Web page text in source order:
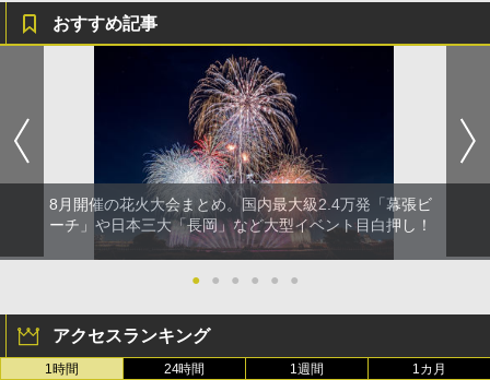
おすすめ記事
8月開催の花火大会まとめ。国内最大級2.4万発「幕張ビ
ーチ」や日本三大「長岡」など大型イベント目白押し！
● ● ● ● ● ●
アクセスランキング
1時間 24時間 1週間 1カ月